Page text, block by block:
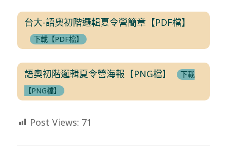
台大-語奧初階邏輯夏令營簡章【PDF檔】
下載【PDF檔】
語奧初階邏輯夏令營海報【PNG檔】
下載
【PNG檔】
Post Views: 71